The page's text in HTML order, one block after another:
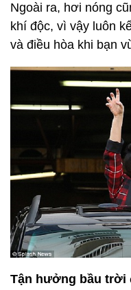
Ngoài ra, hơi nóng
khí độc, vì vậy luôn
và điều hòa khi bạn
Tận hưởng bầu trời